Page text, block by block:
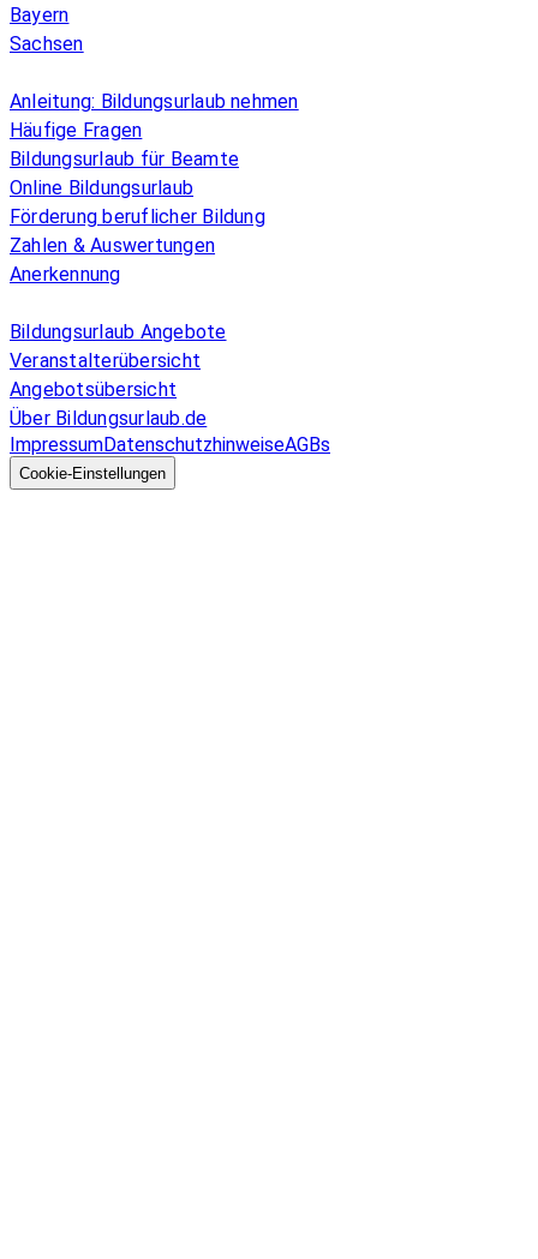
Bayern
Sachsen
Anleitung: Bildungsurlaub nehmen
Häufige Fragen
Bildungsurlaub für Beamte
Online Bildungsurlaub
Förderung beruflicher Bildung
Zahlen & Auswertungen
Anerkennung
Bildungsurlaub Angebote
Veranstalterübersicht
Angebotsübersicht
Über Bildungsurlaub.de
ImpressumDatenschutzhinweiseAGBs
Cookie-Einstellungen